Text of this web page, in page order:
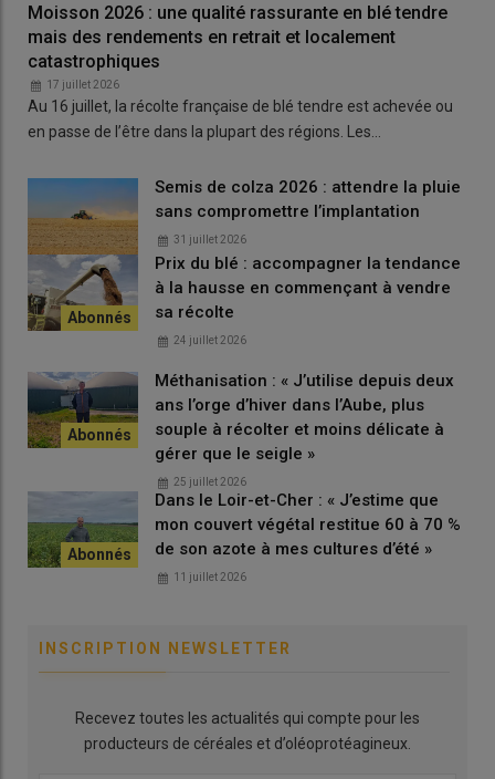
Moisson 2026 : une qualité rassurante en blé tendre
mais des rendements en retrait et localement
catastrophiques
17 juillet 2026
Au 16 juillet, la récolte française de blé tendre est achevée ou
en passe de l’être dans la plupart des régions. Les…
Semis de colza 2026 : attendre la pluie
sans compromettre l’implantation
31 juillet 2026
Prix du blé : accompagner la tendance
à la hausse en commençant à vendre
sa récolte
24 juillet 2026
Méthanisation : « J’utilise depuis deux
ans l’orge d’hiver dans l’Aube, plus
souple à récolter et moins délicate à
gérer que le seigle »
25 juillet 2026
Dans le Loir-et-Cher : « J’estime que
mon couvert végétal restitue 60 à 70 %
de son azote à mes cultures d’été »
11 juillet 2026
INSCRIPTION NEWSLETTER
Recevez toutes les actualités qui compte pour les
producteurs de céréales et d’oléoprotéagineux.